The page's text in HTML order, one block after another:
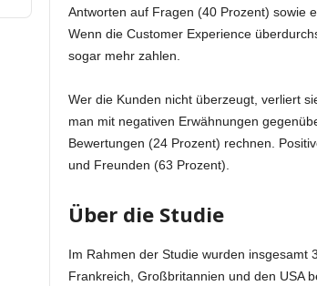
Antworten auf Fragen (40 Prozent) sowie
Wenn die Customer Experience
sogar mehr zahlen.
Wer die Kunden nicht überzeugt, verliert
man mit negativen Erwähnungen
Bewertungen (24 Prozent) rechnen.
und Freunden (63 Prozent).
Über die Studie
Im Rahmen der Studie wurden insgesamt
Frankreich, Großbritannien und den USA